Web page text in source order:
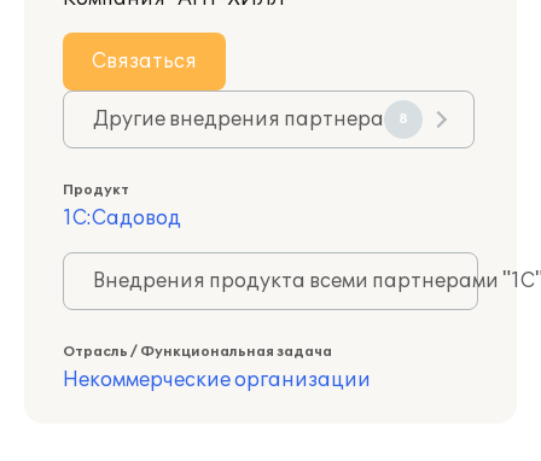
Связаться
Другие внедрения партнера 8
Продукт
1С:Садовод
Внедрения продукта всеми партнерами
Отрасль / Функциональная задача
Некоммерческие организации